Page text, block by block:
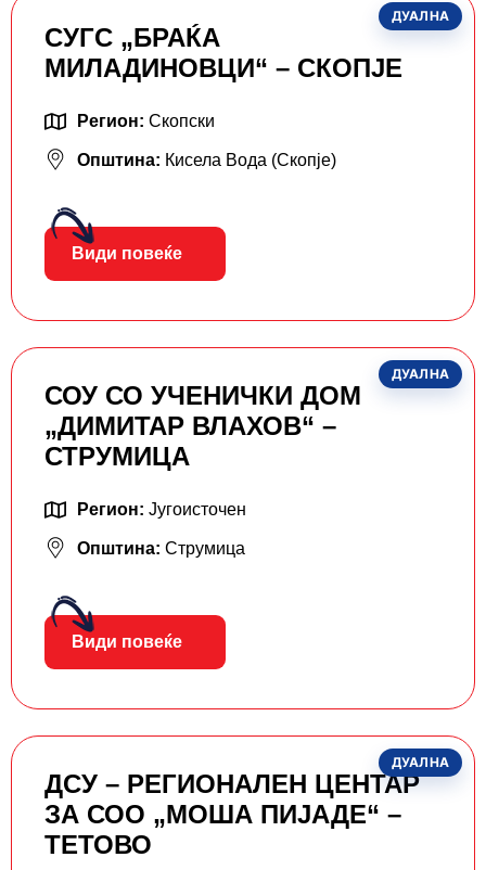
ДУАЛНА
СУГС „БРАЌА
МИЛАДИНОВЦИ“ – СКОПЈЕ
Регион: Скопски
Општина: Кисела Вода (Скопје)
Види повеќе
ДУАЛНА
СОУ СО УЧЕНИЧКИ ДОМ
„ДИМИТАР ВЛАХОВ“ –
СТРУМИЦА
Регион: Југоисточен
Општина: Струмица
Види повеќе
ДУАЛНА
ДСУ – РЕГИОНАЛЕН ЦЕНТАР
ЗА СОО „МОША ПИЈАДЕ“ –
ТЕТОВО